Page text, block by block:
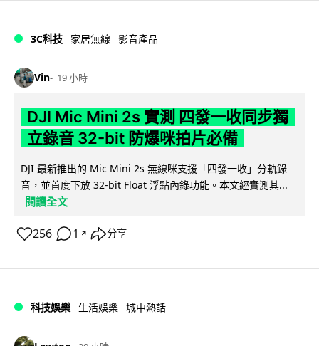
3C科技 家居無線 影音產品
Vin 19 小時
DJI Mic Mini 2s 實測 四發一收同步獨
立錄音 32-bit 防爆咪拍片必備
DJI 最新推出的 Mic Mini 2s 無線咪支援「四發一收」分軌錄
音，並首度下放 32-bit Float 浮點內錄功能。本文經實測其...
閱讀全文
256 1 ↗ 分享
科技娛樂 生活娛樂 城中熱話